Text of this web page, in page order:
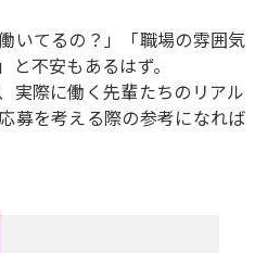
いてるの？」「職場の雰囲気
と不安もあるはず。
実際に働く先輩たちのリアル
募を考える際の参考になれば